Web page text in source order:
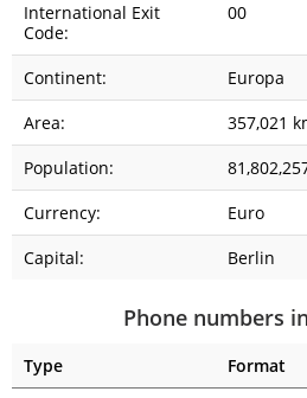
International Exit
Code:
00
Continent:
Europa
Area:
357,021
Population:
Currency:
Euro
Capital:
Berlin
Phone numbers
Type
Format